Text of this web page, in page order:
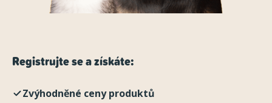
Registrujte se a získáte:
Zvýhodněné ceny produktů